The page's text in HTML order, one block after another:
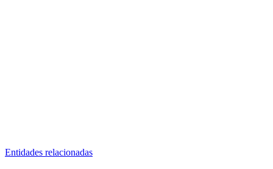
Entidades relacionadas